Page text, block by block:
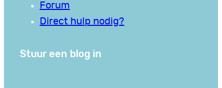
Forum
Direct hulp nodig?
Stuur een blog in